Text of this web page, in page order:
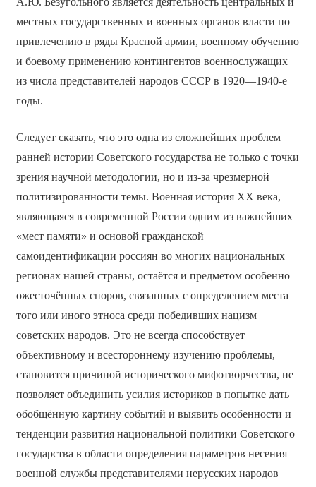
местных государственных и военных органов власти по
привлечению в ряды Красной армии, военному обучению
и боевому применению контингентов военнослужащих
из числа представителей народов СССР в 1920—1940-е
годы.
Следует сказать, что это одна из сложнейших проблем
ранней истории Советского государства не только с точки
зрения научной методологии, но и из-за чрезмерной
политизированности темы. Военная история ХХ века,
являющаяся в современной России одним из важнейших
«мест памяти» и основой гражданской
самоидентификации россиян во многих национальных
регионах нашей страны, остаётся и предметом особенно
ожесточённых споров, связанных с определением места
того или иного этноса среди победивших нацизм
советских народов. Это не всегда способствует
объективному и всестороннему изучению проблемы,
становится причиной исторического мифотворчества, не
позволяет объединить усилия историков в попытке дать
обобщённую картину событий и выявить особенности и
тенденции развития национальной политики Советского
государства в области определения параметров несения
военной службы представителями нерусских народов